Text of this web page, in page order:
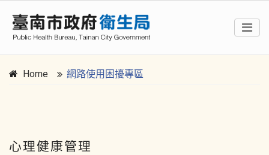
Home 網路使用困擾專區
心理健康管理